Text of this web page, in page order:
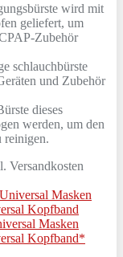
wird mit
geliefert, um
Zubehör
schlauchbürste
und Zubehör
dieses
werden, um den
reinigen.
Versandkosten
Masken
Kopfband*